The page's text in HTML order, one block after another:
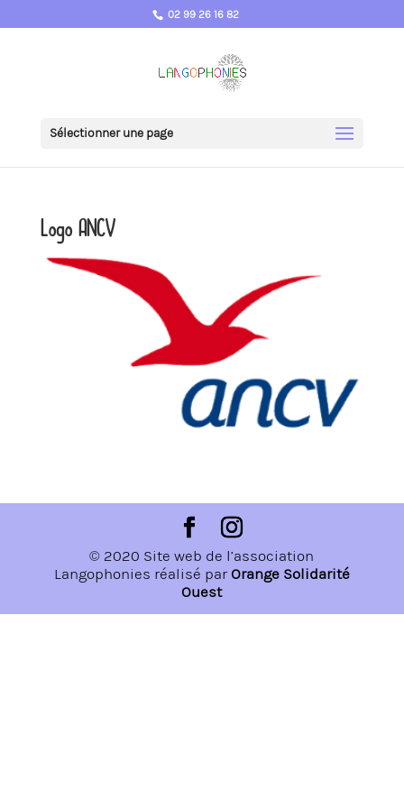
02 99 26 16 82
Sélectionner une page
Logo ANCV
© 2020 Site web de l’association
Langophonies réalisé par Orange Solidarité
Ouest